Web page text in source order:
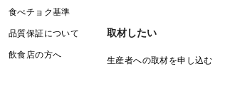
食べチョク基準
品質保証について
飲食店の方へ
取材したい
生産者への取材を申し込む